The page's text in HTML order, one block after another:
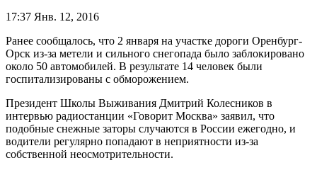
17:37 Янв. 12, 2016
Ранее сообщалось, что 2 января на участке дороги Оренбург-
Орск из-за метели и сильного снегопада было заблокировано
около 50 автомобилей. В результате 14 человек были
госпитализированы с обморожением.
Президент Школы Выживания Дмитрий Колесников в
интервью радиостанции «Говорит Москва» заявил, что
подобные снежные заторы случаются в России ежегодно, и
водители регулярно попадают в неприятности из-за
собственной неосмотрительности.